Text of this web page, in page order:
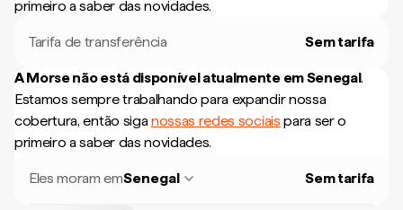
primeiro a saber das novidades.
Tarifa de transferência Sem tarifa
A Morse não está disponível atualmente emSenegal.
Estamos sempre trabalhando para expandir nossa
cobertura, então siganossas redes sociais para ser o
primeiro a saber das novidades.
Eles moram emSenegal Sem tarifa